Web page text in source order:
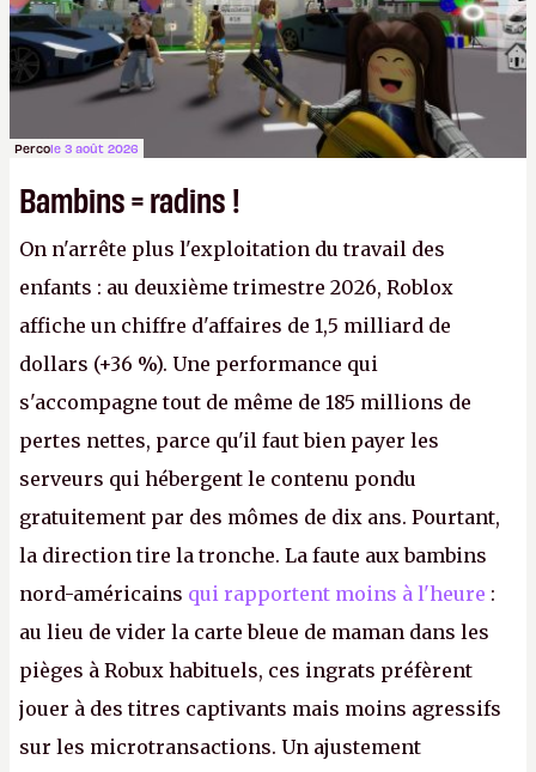
Percole 3 août 2026
Bambins = radins !
On n'arrête plus l'exploitation du travail des
enfants : au deuxième trimestre 2026, Roblox
affiche un chiffre d'affaires de 1,5 milliard de
dollars (+36 %). Une performance qui
s'accompagne tout de même de 185 millions de
pertes nettes, parce qu'il faut bien payer les
serveurs qui hébergent le contenu pondu
gratuitement par des mômes de dix ans. Pourtant,
la direction tire la tronche. La faute aux bambins
nord-américains qui rapportent moins à l'heure :
au lieu de vider la carte bleue de maman dans les
pièges à Robux habituels, ces ingrats préfèrent
jouer à des titres captivants mais moins agressifs
sur les microtransactions. Un ajustement